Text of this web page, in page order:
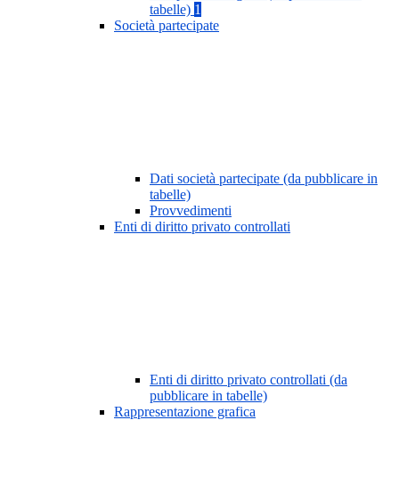
tabelle) 1
Società partecipate
Dati società partecipate (da pubblicare in
tabelle)
Provvedimenti
Enti di diritto privato controllati
Enti di diritto privato controllati (da
pubblicare in tabelle)
Rappresentazione grafica